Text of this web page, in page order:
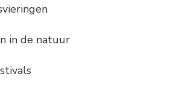
in de natuur